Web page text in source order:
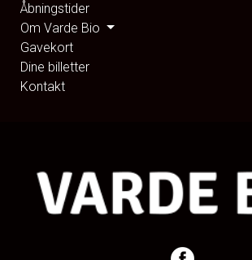
Åbningstider
Om Varde Bio
Gavekort
Dine billetter
Kontakt